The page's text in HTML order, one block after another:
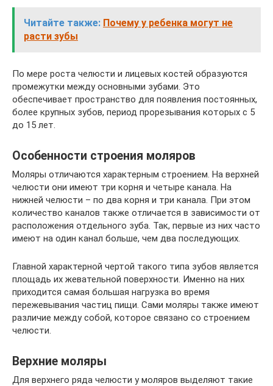
Читайте также: Почему у ребенка могут не
расти зубы
По мере роста челюсти и лицевых костей образуются
промежутки между основными зубами. Это
обеспечивает пространство для появления постоянных,
более крупных зубов, период прорезывания которых с 5
до 15 лет.
Особенности строения моляров
Моляры отличаются характерным строением. На верхней
челюсти они имеют три корня и четыре канала. На
нижней челюсти – по два корня и три канала. При этом
количество каналов также отличается в зависимости от
расположения отдельного зуба. Так, первые из них часто
имеют на один канал больше, чем два последующих.
Главной характерной чертой такого типа зубов является
площадь их жевательной поверхности. Именно на них
приходится самая большая нагрузка во время
пережевывания частиц пищи. Сами моляры также имеют
различие между собой, которое связано со строением
челюсти.
Верхние моляры
Для верхнего ряда челюсти у моляров выделяют такие